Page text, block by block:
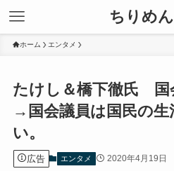
ちりめ
ホーム エンタメ
たけし＆橋下徹氏 国
→国会議員は国民の
い。
広告 エンタメ 2020年4月19日